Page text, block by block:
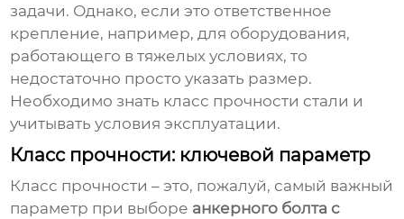
задачи. Однако, если это ответственное
крепление, например, для оборудования,
работающего в тяжелых условиях, то
недостаточно просто указать размер.
Необходимо знать класс прочности стали и
учитывать условия эксплуатации.
Класс прочности: ключевой параметр
Класс прочности – это, пожалуй, самый важный
параметр при выборе анкерного болта с